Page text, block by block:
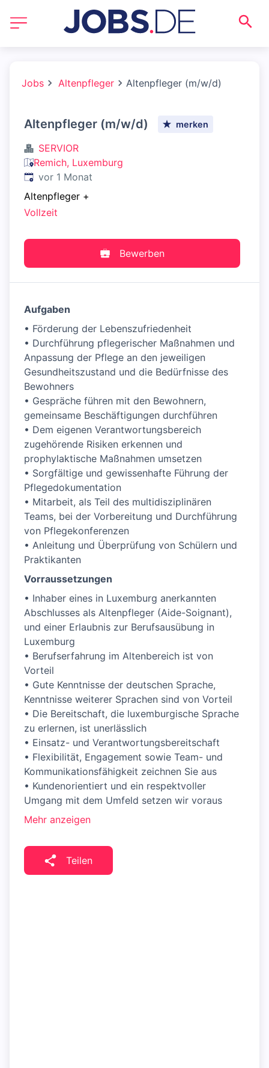
Jobs Altenpfleger Altenpfleger (m/w/d)
Altenpfleger (m/w/d) merken
SERVIOR
Remich, Luxemburg
Veröffentlicht:
vor 1 Monat
Altenpfleger +
Vollzeit
Bewerben
Aufgaben
• Förderung der Lebenszufriedenheit
• Durchführung pflegerischer Maßnahmen und
Anpassung der Pflege an den jeweiligen
Gesundheitszustand und die Bedürfnisse des
Bewohners
• Gespräche führen mit den Bewohnern,
gemeinsame Beschäftigungen durchführen
• Dem eigenen Verantwortungsbereich
zugehörende Risiken erkennen und
prophylaktische Maßnahmen umsetzen
• Sorgfältige und gewissenhafte Führung der
Pflegedokumentation
• Mitarbeit, als Teil des multidisziplinären
Teams, bei der Vorbereitung und Durchführung
von Pflegekonferenzen
• Anleitung und Überprüfung von Schülern und
Praktikanten
Vorraussetzungen
• Inhaber eines in Luxemburg anerkannten
Abschlusses als Altenpfleger (Aide-Soignant),
und einer Erlaubnis zur Berufsausübung in
Luxemburg
• Berufserfahrung im Altenbereich ist von
Vorteil
• Gute Kenntnisse der deutschen Sprache,
Kenntnisse weiterer Sprachen sind von Vorteil
• Die Bereitschaft, die luxemburgische Sprache
zu erlernen, ist unerlässlich
• Einsatz- und Verantwortungsbereitschaft
• Flexibilität, Engagement sowie Team- und
Kommunikationsfähigkeit zeichnen Sie aus
• Kundenorientiert und ein respektvoller
Umgang mit dem Umfeld setzen wir voraus
Mehr anzeigen
Teilen